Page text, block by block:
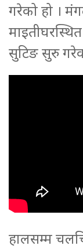
गरेको हो ।
सुटिङ सुरु
हालसम्म